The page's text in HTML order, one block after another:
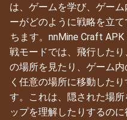
は、ゲームを学び、ゲー
ーがどのように戦略を立
ちます。nnMine Craft
戦モードでは、飛行した
の場所を見たり、ゲーム
く任意の場所に移動した
す。これは、隠された場
ップを理解したりするの